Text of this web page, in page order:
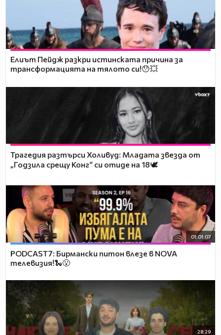
Елиът Пейдж разкри истинската причина за
трансформацията на тялото си!😯💥
Трагедия разтърси Холивуд: Младата звезда от
„Годзила срещу Конг“ си отиде на 18🕊️
01:01:07
PODCAST7: Бирмански питон влезе в NOVA
телевизия!🐍😮
28:29